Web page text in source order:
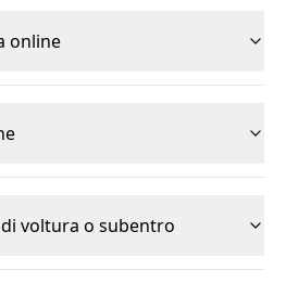
online
voltura o subentro